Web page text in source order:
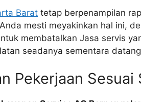
Barat tetap berpenampilan
mesti meyakinkan hal ini,
membatalkan Jasa servis
seadanya sementara
Pekerjaan Sesuai